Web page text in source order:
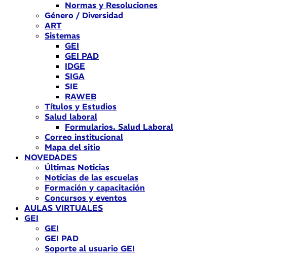
Normas y Resoluciones
Género / Diversidad
ART
Sistemas
GEI
GEI PAD
IDGE
SIGA
SIE
RAWEB
Títulos y Estudios
Salud laboral
Formularios. Salud Laboral
Correo institucional
Mapa del sitio
NOVEDADES
Últimas Noticias
Noticias de las escuelas
Formación y capacitación
Concursos y eventos
AULAS VIRTUALES
GEI
GEI
GEI PAD
Soporte al usuario GEI